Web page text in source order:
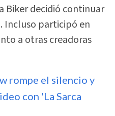
Biker decidió continuar
Incluso participó en
a otras creadoras
rompe el silencio y
con 'La Sarca